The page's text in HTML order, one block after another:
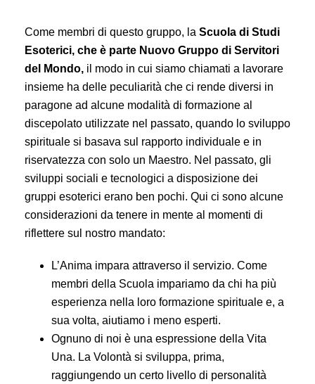
Come membri di questo gruppo, la Scuola di Studi
Esoterici, che è parte Nuovo Gruppo di Servitori
del Mondo, il modo in cui siamo chiamati a lavorare
insieme ha delle peculiarità che ci rende diversi in
paragone ad alcune modalità di formazione al
discepolato utilizzate nel passato, quando lo sviluppo
spirituale si basava sul rapporto individuale e in
riservatezza con solo un Maestro. Nel passato, gli
sviluppi sociali e tecnologici a disposizione dei
gruppi esoterici erano ben pochi. Qui ci sono alcune
considerazioni da tenere in mente al momenti di
riflettere sul nostro mandato:
L’Anima impara attraverso il servizio. Come
membri della Scuola impariamo da chi ha più
esperienza nella loro formazione spirituale e, a
sua volta, aiutiamo i meno esperti.
Ognuno di noi è una espressione della Vita
Una. La Volontà si sviluppa, prima,
raggiungendo un certo livello di personalità